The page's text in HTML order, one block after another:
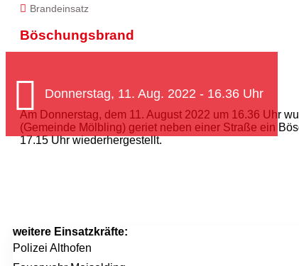
Donnerstag, 11. Aug. 2022 - 16.36 Uhr
Brandeinsatz
Böschungsbrand
Am Donnerstag, dem 11. August 2022 um 16.36 Uhr
(Gemeinde Mölbling) geriet neben einer Straße ein
17.15 Uhr wiederhergestellt.
weitere Einsatzkräfte:
Polizei Althofen